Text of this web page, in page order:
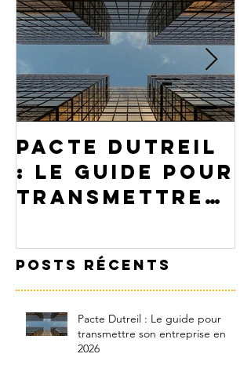
Pacte Dutreil
: Le guide pour
transmettre
entreprise en
2026
Posts Récents
Pacte Dutreil : Le guide pour
transmettre son entreprise en
2026